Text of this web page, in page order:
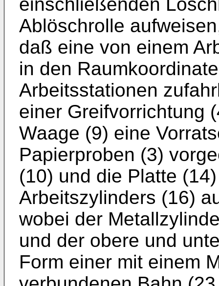
Ablöschrolle
daß eine von einem
in den
Arbeitsstationen
einer Greifvorrichtung
Waage (9) eine
Papierproben (3)
(10) und die Platte
Arbeitszylinders (16)
wobei der
und der obere und
Form einer mit einem